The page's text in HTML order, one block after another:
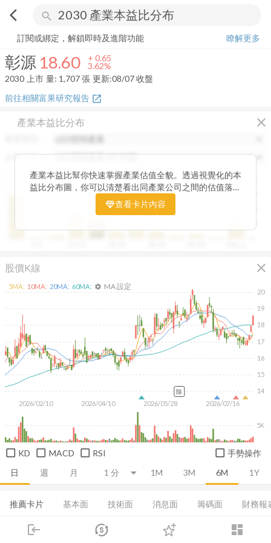
arrow_back_ios search
login dashboard
市場 登入
彰源 18.60+ 3.62%
訂閱或綁定，解鎖即時及進階功能
瞭解更多
彰源 18.60 + 0.65
3.62%
2030 上市 量: 1,707張 更新:08/07 收盤
前往相關富果研究報告 open_in_new
產業本益比分布 close
分類項目
產業本益比幫你快速掌握產業估值全貌。透過視覺化的本
益比分布圖，你可以清楚看出同產業公司之間的估值落
差，了解哪些股票相對被低估、哪些可能已偏貴。從中位
數、本益比範圍到個別公司位置，卡片讓你一眼辨識產業
查看卡片內容
股價K線 close
日 週 月 1M 3M 6M 1Y
2026/02/10 2026/04/10 2026/05/28 2026/07/16
14
15
16
17
18
19
20
5K
5MA: 10MA: 20MA: 60MA: settings MA 設定
除
KD MACD RSI 手勢操作
推薦卡片 基本面 技術面 消息面 籌碼面 財務報
損益表 現金流量表 營收